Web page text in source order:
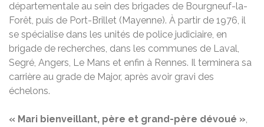
départementale au sein des brigades de Bourgneuf-la-
Forêt, puis de Port-Brillet (Mayenne). À partir de 1976, il
se spécialise dans les unités de police judiciaire, en
brigade de recherches, dans les communes de Laval,
Segré, Angers, Le Mans et enfin à Rennes. Il terminera sa
carrière au grade de Major, après avoir gravi des
échelons.
« Mari bienveillant, père et grand-père dévoué »,